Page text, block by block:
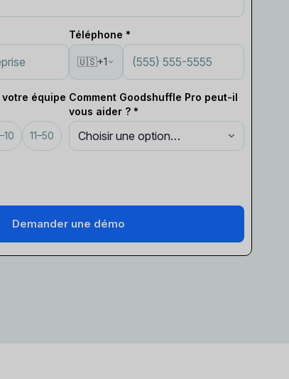
Téléphone *
🇺🇸+1
équipe
11–50
Comment Goodshuffle Pro peut-il
vous aider ? *
Demander une démo